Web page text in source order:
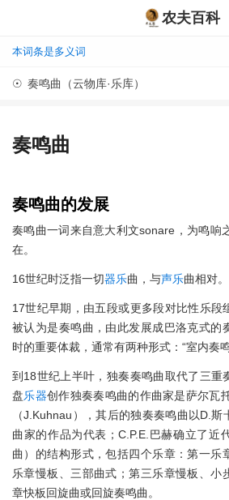
农夫百科
本词条是多义词
☉ 奏鸣曲（云物库·乐库）
奏鸣曲
奏鸣曲的发展
奏鸣曲一词来自意大利文sonare，为鸣响
在。
16世纪时泛指一切器乐曲，与声乐曲相对。
17世纪早期，由五段或更多段对比性乐段
被认为是奏鸣曲，由此发展成巴洛克式的
时的重要体裁，通常有两种形式：“室内奏鸣
到18世纪上半叶，独奏奏鸣曲取代了三重
盘乐器创作独奏奏鸣曲的作曲家是萨尔瓦
（J.Kuhnau），其后的独奏奏鸣曲以D.
曲家的作品为代表；C.P.E.巴赫确立了近
曲）的结构形式，包括四个乐章：第一乐
乐章慢板、三部曲式；第三乐章慢板、小
章快板回旋曲或回旋奏鸣曲。